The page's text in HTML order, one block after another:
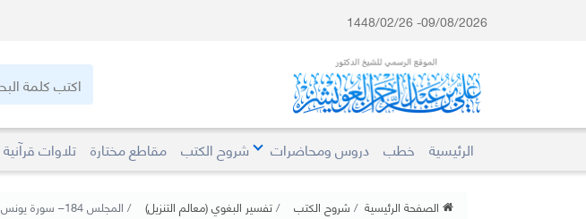
09/08/2026- 1448/02/26
الرئيسية خطب دروس ومحاضرات شروح الكتب مقاطع مختارة تلاوات قرآنية
الصفحة الرئيسية شروح الكتب تفسير البغوي (معالم التنزيل) المجلس 184– سورة يونس (10) من آية 71 – 83